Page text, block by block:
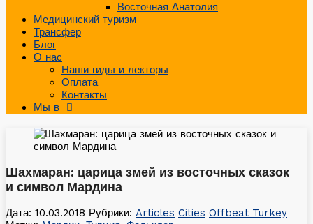
Восточная Анатолия
Медицинский туризм
Трансфер
Блог
О нас
Наши гиды и лекторы
Оплата
Контакты
Мы в
Шахмаран: царица змей из восточных сказок
и символ Мардина
Дата: 10.03.2018 Рубрики: Articles Cities Offbeat Turkey